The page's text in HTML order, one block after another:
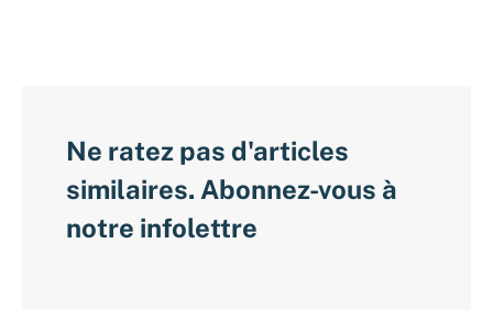
Ne ratez pas d'articles
similaires. Abonnez-vous à
notre infolettre